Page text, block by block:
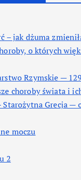
– jak dżuma
o których
Rzymskie —
choroby świata i
Grecja —
moczu
2